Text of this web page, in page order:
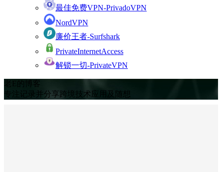
最佳免费VPN-PrivadoVPN
NordVPN
廉价王者-Surfshark
PrivateInternetAccess
解锁一切-PrivateVPN
老E的博客
专注记录并分享跨境技术应用及随想